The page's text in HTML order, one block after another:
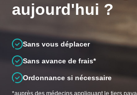
aujourd'hui ?
Sans vous déplacer
Sans avance de frais*
Ordonnance si nécessaire
*auprès des médecins appliquant le tiers